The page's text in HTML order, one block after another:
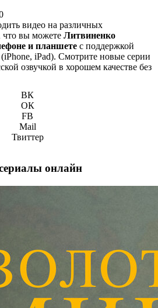
видео на различных
что вы можете Литвиненко
и планшете с поддержкой
iPad). Смотрите новые серии
озвучкой в хорошем качестве без
ВК
ОК
FB
Mail
Твиттер
онлайн